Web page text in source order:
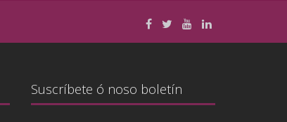
Suscríbete ó noso boletín